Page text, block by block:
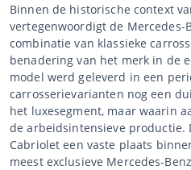
Binnen de historische context
vertegenwoordigt de Mercedes-
combinatie van klassieke
benadering van het merk in de
model werd geleverd in een
carrosserievarianten nog een
het luxesegment, maar waarin
de arbeidsintensieve productie.
Cabriolet een vaste plaats
meest exclusieve Mercedes-